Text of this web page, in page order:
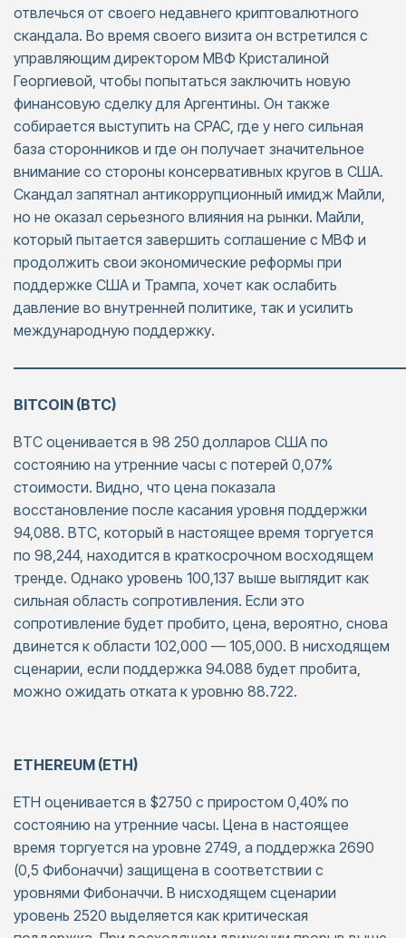
отвлечься от своего недавнего криптовалютного
скандала. Во время своего визита он встретился с
управляющим директором МВФ Кристалиной
Георгиевой, чтобы попытаться заключить новую
финансовую сделку для Аргентины. Он также
собирается выступить на CPAC, где у него сильная
база сторонников и где он получает значительное
внимание со стороны консервативных кругов в США.
Скандал запятнал антикоррупционный имидж Майли,
но не оказал серьезного влияния на рынки. Майли,
который пытается завершить соглашение с МВФ и
продолжить свои экономические реформы при
поддержке США и Трампа, хочет как ослабить
давление во внутренней политике, так и усилить
международную поддержку.
BITCOIN (BTC)
BTC оценивается в 98 250 долларов США по
состоянию на утренние часы с потерей 0,07%
стоимости. Видно, что цена показала
восстановление после касания уровня поддержки
94,088. BTC, который в настоящее время торгуется
по 98,244, находится в краткосрочном восходящем
тренде. Однако уровень 100,137 выше выглядит как
сильная область сопротивления. Если это
сопротивление будет пробито, цена, вероятно, снова
двинется к области 102,000 — 105,000. В нисходящем
сценарии, если поддержка 94.088 будет пробита,
можно ожидать отката к уровню 88.722.
ETHEREUM (ETH)
ETH оценивается в $2750 с приростом 0,40% по
состоянию на утренние часы. Цена в настоящее
время торгуется на уровне 2749, а поддержка 2690
(0,5 Фибоначчи) защищена в соответствии с
уровнями Фибоначчи. В нисходящем сценарии
уровень 2520 выделяется как критическая